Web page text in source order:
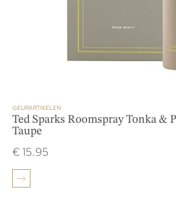
GEURARTIKELEN
Ted Sparks Roomspray Tonka &
Taupe
€ 15.95